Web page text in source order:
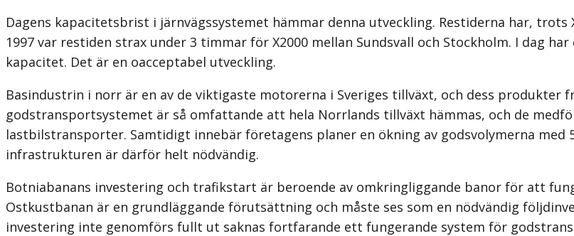
Dagens kapacitetsbrist i järnvägssystemet hämmar denna utveckling. Restiderna har,
1997 var restiden strax under 3 timmar för X2000 mellan Sundsvall och Stockholm. I dag
kapacitet. Det är en oacceptabel utveckling.
Basindustrin i norr är en av de viktigaste motorerna i Sveriges tillväxt, och dess produkter
godstransportsystemet är så omfattande att hela Norrlands tillväxt hämmas, och de
lastbilstransporter. Samtidigt innebär företagens planer en ökning av godsvolymerna
infrastrukturen är därför helt nödvändig.
Botniabanans investering och trafikstart är beroende av omkringliggande banor för att
Ostkustbanan är en grundläggande förutsättning och måste ses som en nödvändig
investering inte genomförs fullt ut saknas fortfarande ett fungerande system för